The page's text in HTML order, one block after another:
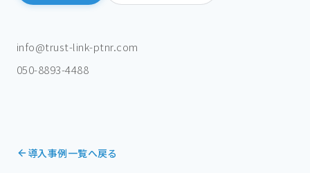
info@trust-link-ptnr.com
050-8893-4488
導入事例一覧へ戻る